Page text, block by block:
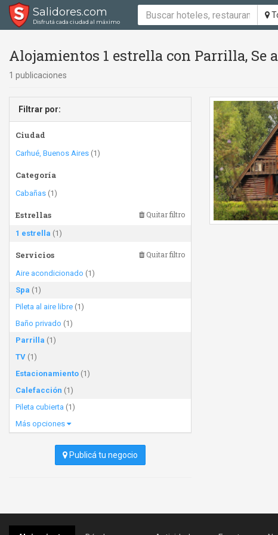
Salidores.com
Disfrutá cada ciudad al máximo
Alojamientos 1 estrella con Parrilla, Se
1 publicaciones
Filtrar por:
Ciudad
Carhué, Buenos Aires (1)
Categoría
Cabañas (1)
Estrellas Quitar filtro
1 estrella (1)
Servicios Quitar filtro
Aire acondicionado (1)
Spa (1)
Pileta al aire libre (1)
Baño privado (1)
Parrilla (1)
TV (1)
Estacionamiento (1)
Calefacción (1)
Pileta cubierta (1)
Más opciones
Publicá tu negocio